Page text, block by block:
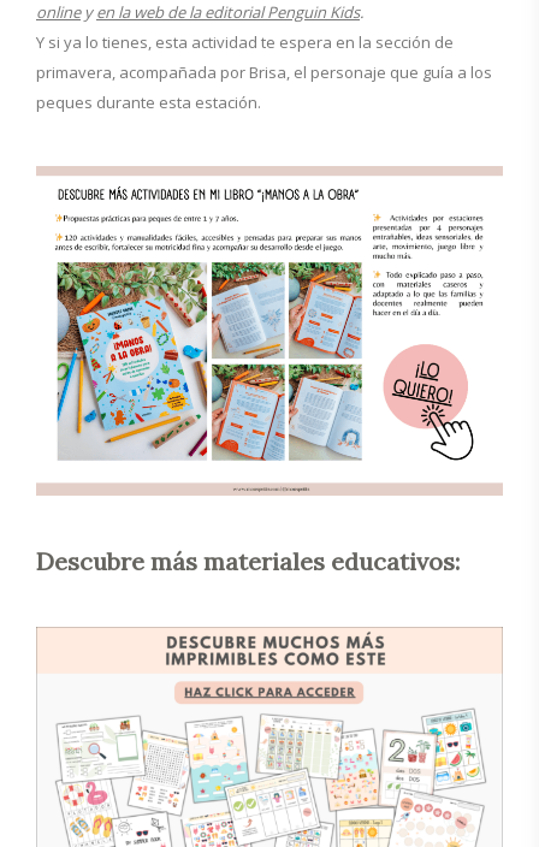
onlineyen la web de la editorial Penguin Kids.
Y si ya lo tienes, esta actividad te espera en la sección de
primavera, acompañada por Brisa, el personaje que guía a los
peques durante esta estación.
Descubre más materiales educativos: